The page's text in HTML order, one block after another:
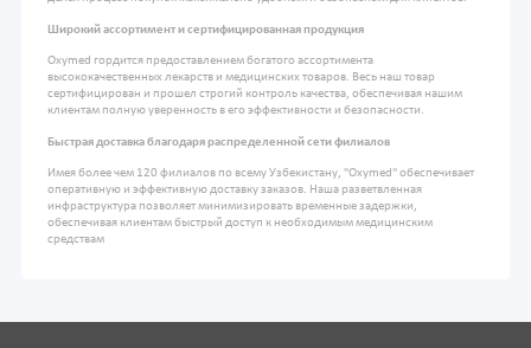
Широкий ассортимент и сертифицированная продукция
Oxymed гордится предоставлением богатого ассортимента
высококачественных лекарств и медицинских товаров. Весь наш товар
сертифицирован и прошел строгий контроль качества, обеспечивая нашим
клиентам полную уверенность в его эффективности и безопасности.
Быстрая доставка благодаря распределенной сети филиалов
Имея более чем 120 филиалов по всему Узбекистану, "Oxymed" обеспечивает
оперативную и эффективную доставку заказов. Наша разветвленная
инфраструктура позволяет минимизировать временные задержки,
обеспечивая клиентам быстрый доступ к необходимым медицинским
средствам